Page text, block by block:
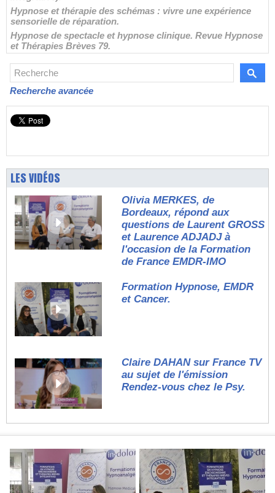
Hypnose et thérapie des schémas : vivre une expérience
sensorielle de réparation.
Hypnose de spectacle et hypnose clinique. Revue Hypnose
et Thérapies Brèves 79.
Recherche avancée
LES VIDÉOS
Olivia MERKES, de
Bordeaux, répond aux
questions de Laurent GROSS
et Laurence ADJADJ à
l'occasion de la Formation
de France EMDR-IMO
Formation Hypnose, EMDR
et Cancer.
Claire DAHAN sur France TV
au sujet de l'émission
Rendez-vous chez le Psy.